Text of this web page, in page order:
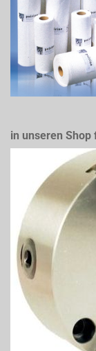
in unseren Shop